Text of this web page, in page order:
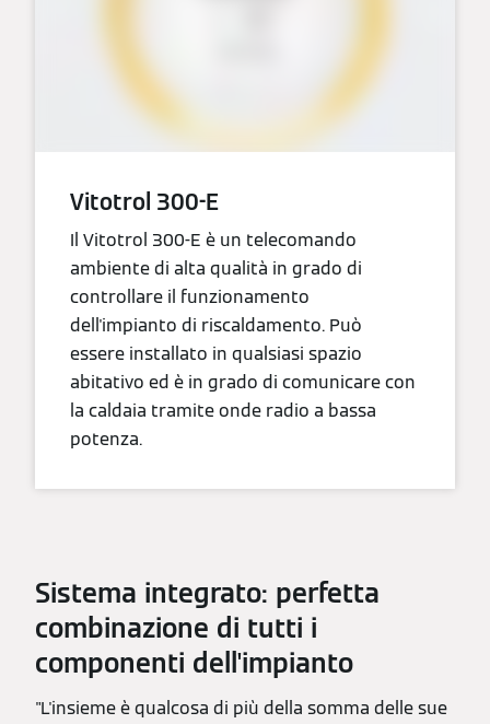
Vitotrol 300-E
Il Vitotrol 300-E è un telecomando
ambiente di alta qualità in grado di
controllare il funzionamento
dell'impianto di riscaldamento. Può
essere installato in qualsiasi spazio
abitativo ed è in grado di comunicare con
la caldaia tramite onde radio a bassa
potenza.
Sistema integrato: perfetta
combinazione di tutti i
componenti dell'impianto
"L'insieme è qualcosa di più della somma delle sue